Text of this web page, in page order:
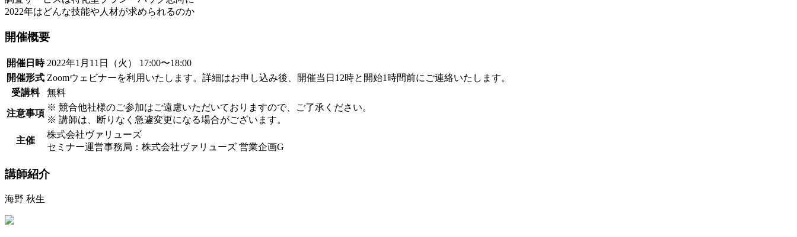
2022年はどんな技能や人材が求められるのか
開催概要
開催日時 2022年1月11日（火） 17:00〜18:00
開催形式 Zoomウェビナーを利用いたします。詳細はお申し込み後、開催当日12時と開始1時間前にご連絡いたします。
受講料
無料
注意事項
※ 競合他社様のご参加はご遠慮いただいておりますので、ご了承ください。
※ 講師は、断りなく急遽変更になる場合がございます。
主催
株式会社ヴァリューズ
セミナー運営事務局：株式会社ヴァリューズ 営業企画G
講師紹介
海野 秋生